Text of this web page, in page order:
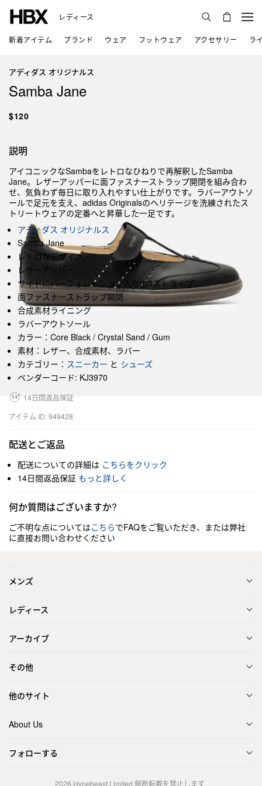
レディース
新着アイテム ブランド ウェア フットウェア アクセサリー ラ
アディダス オリジナルス
Samba Jane
$120
説明
アイコニックなSambaをレトロなひねりで再解釈したSamba
Jane。レザーアッパーに面ファスナーストラップ開閉を組み合わ
せ、気負わず毎日に取り入れやすい仕上がりです。ラバーアウトソ
ールで足元を支え、adidas Originalsのヘリテージを洗練されたス
トリートウェアの定番へと昇華した一足です。
アディダス オリジナルス
Samba Jane
レトロなデザイン
レザーアッパー
サイドにパーフォレーション入りの3ストライプ
面ファスナーストラップ開閉
合成素材ライニング
ラバーアウトソール
カラー：Core Black / Crystal Sand / Gum
素材：レザー、合成素材、ラバー
カテゴリー： スニーカー と シューズ
ベンダーコード: KJ3970
14日間返品保証
アイテム ID: 949428
配送とご返品
配送についての詳細は こちらをクリック
14日間返品保証 もっと詳しく
何か質問はございますか?
ご不明な点についてはこちらでFAQをご覧いただき、または弊社
に直接お問い合わせください
メンズ
レディース
アーカイブ
その他
他のサイト
About Us
フォローする
2026 Hypebeast Limited 無断転載を禁止します